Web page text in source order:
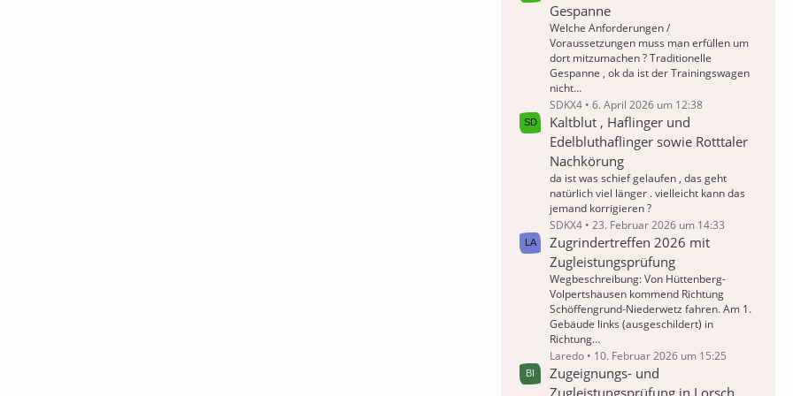
Gespanne
Welche Anforderungen /
Voraussetzungen muss man erfüllen um
dort mitzumachen ? Traditionelle
Gespanne , ok da ist der Trainingswagen
nicht…
SDKX4
6. April 2026 um 12:38
Kaltblut , Haflinger und
Edelbluthaflinger sowie Rotttaler
Nachkörung
da ist was schief gelaufen , das geht
natürlich viel länger . vielleicht kann das
jemand korrigieren ?
SDKX4
23. Februar 2026 um 14:33
Zugrindertreffen 2026 mit
Zugleistungsprüfung
Wegbeschreibung: Von Hüttenberg-
Volpertshausen kommend Richtung
Schöffengrund-Niederwetz fahren. Am 1.
Gebäude links (ausgeschildert) in
Richtung…
Laredo
10. Februar 2026 um 15:25
Zugeignungs- und
Zugleistungsprüfung in Lorsch